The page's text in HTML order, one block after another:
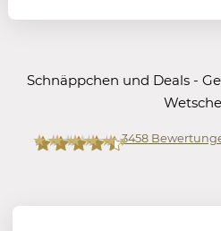
Schnäppchen und Deals -
3458